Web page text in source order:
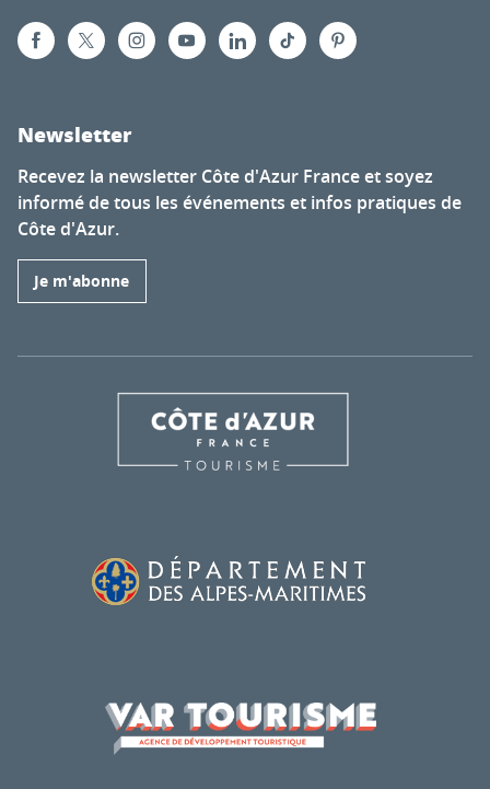
Newsletter
Recevez la newsletter Côte d'Azur France et soyez
informé de tous les événements et infos pratiques de
Côte d'Azur.
Je m'abonne